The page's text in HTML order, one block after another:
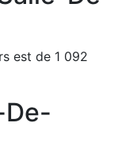
est de 1 092
De-